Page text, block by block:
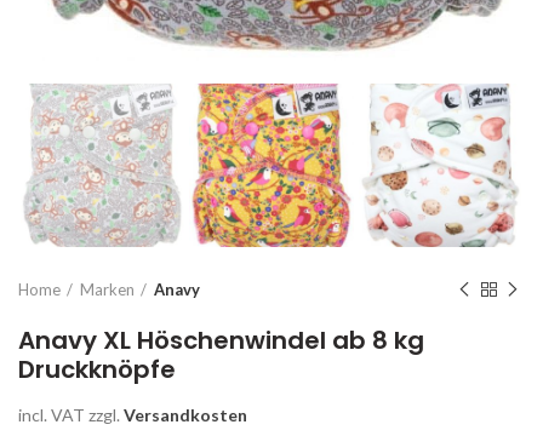
Home Marken Anavy
Anavy XL Höschenwindel ab 8 kg
Druckknöpfe
incl. VAT zzgl. Versandkosten